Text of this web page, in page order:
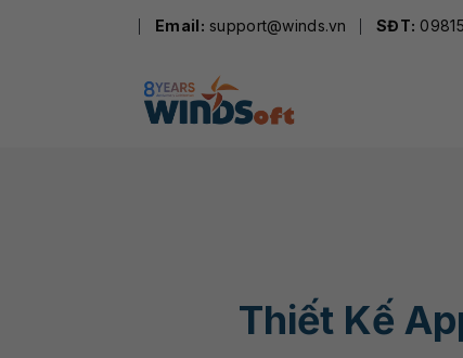
SĐT:
Email: support@winds.vn
Thiết Kế